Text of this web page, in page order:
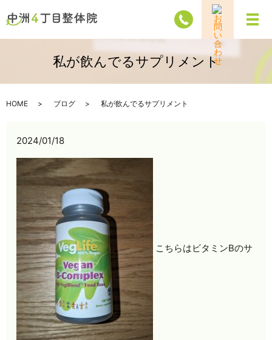
メ
私が飲んでるサプリメント
HOME ブログ 私が飲んでるサプリメント
2024/01/18
こちらはビタミンBのサ